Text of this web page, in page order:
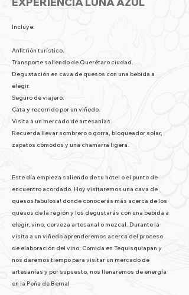
Incluye:
Anfitrión turístico.
Transporte saliendo de Querétaro ciudad.
Degustación en cava de quesos con una bebida a
elegir.
Seguro de viajero.
Cata y recorrido por un viñedo.
Visita a un mercado de artesanías.
Recuerda llevar sombrero o gorra, bloqueador solar,
zapatos cómodos y una chamarra ligera.
Este día empieza saliendo de tu hotel o el punto de
encuentro acordado. Hoy visitaremos una cava de
quesos fabulosa! donde conocerás más acerca de los
quesos de la región y los degustarás con una bebida a
elegir, vino, cerveza artesanal o mezcal. Durante la
visita a un viñedo aprenderemos acerca del proceso
de elaboración del vino. Comida en Tequisquiapan y
nos daremos tiempo para visitar un mercado de
artesanías y por supuesto, nos llenaremos de energía
en la Peña de Bernal